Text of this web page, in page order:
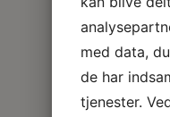
med data,
de har
tjenester.